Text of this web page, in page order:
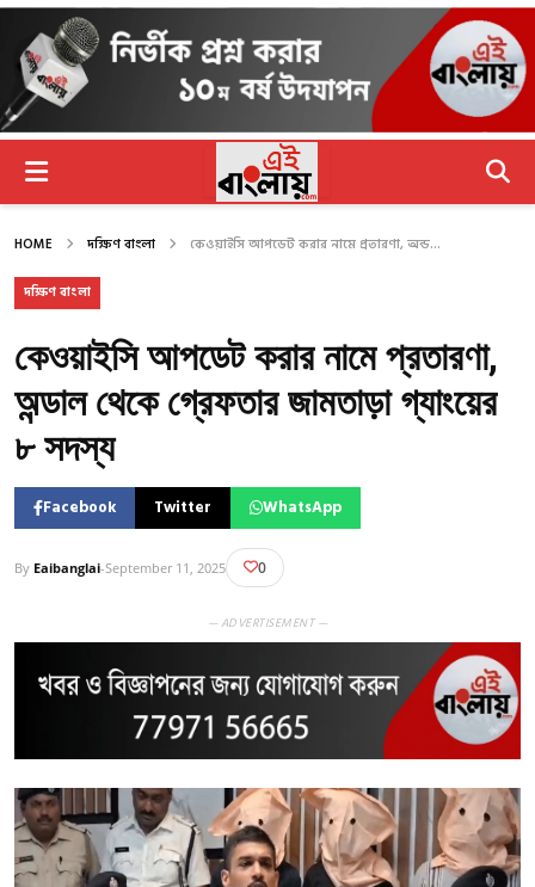
HOME দক্ষিণ বাংলা কেওয়াইসি আপডেট করার নামে প্রতারণা, অন্ড...
দক্ষিণ বাংলা
কেওয়াইসি আপডেট করার নামে প্রতারণা,
অন্ডাল থেকে গ্রেফতার জামতাড়া গ্যাংয়ের
৮ সদস্য
Facebook Twitter WhatsApp
By Eaibanglai-September 11, 2025 0
— ADVERTISEMENT —